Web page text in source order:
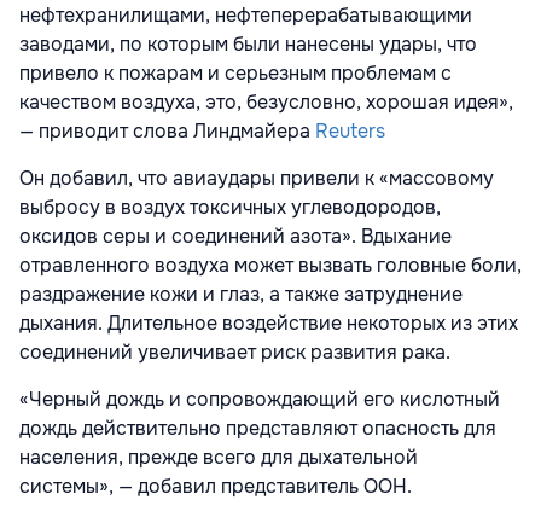
нефтехранилищами, нефтеперерабатывающими
заводами, по которым были нанесены удары, что
привело к пожарам и серьезным проблемам с
качеством воздуха, это, безусловно, хорошая идея»,
— приводит слова Линдмайера Reuters
Он добавил, что авиаудары привели к «массовому
выбросу в воздух токсичных углеводородов,
оксидов серы и соединений азота». Вдыхание
отравленного воздуха может вызвать головные боли,
раздражение кожи и глаз, а также затруднение
дыхания. Длительное воздействие некоторых из этих
соединений увеличивает риск развития рака.
«Черный дождь и сопровождающий его кислотный
дождь действительно представляют опасность для
населения, прежде всего для дыхательной
системы», — добавил представитель ООН.